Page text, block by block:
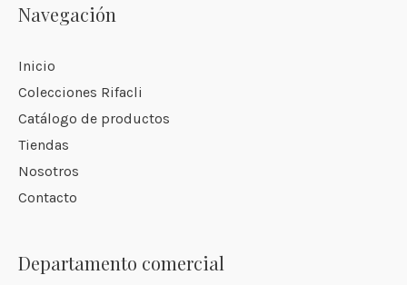
Navegación
Inicio
Colecciones Rifacli
Catálogo de productos
Tiendas
Nosotros
Contacto
Departamento comercial